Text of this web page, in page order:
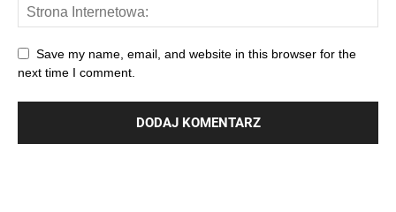
Save my name, email, and website in this browser for the
next time I comment.